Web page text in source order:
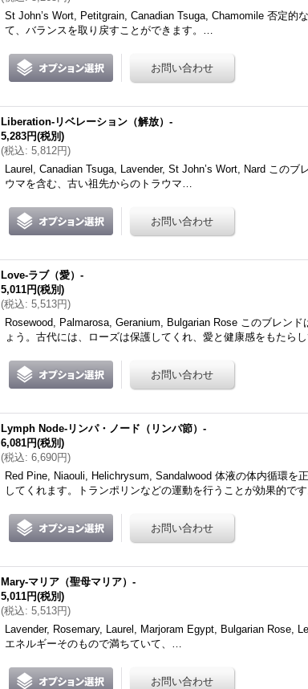
St John’s Wort, Petitgrain, Canadian Tsuga, Chamomile 否定的
て、バランスを取り戻すことができます。…
Liberation-リベレーション（解放）-
5,283円(税別)
(税込: 5,812円)
Laurel, Canadian Tsuga, Lavender, St John’s Wort, Nard このブ
ウマを含む、古い祖先からのトラウマ…
Love-ラブ（愛）-
5,011円(税別)
(税込: 5,513円)
Rosewood, Palmarosa, Geranium, Bulgarian Rose このブレンド
ょう。古代には、ローズは保護してくれ、愛と健康感をもたら
Lymph Node-リンパ・ノード（リンパ節）-
6,081円(税別)
(税込: 6,690円)
Red Pine, Niaouli, Helichrysum, Sandalwood 体液の体内循環を
してくれます。トランポリンなどの運動を行うことが効果的で
Mary-マリア（聖母マリア）-
5,011円(税別)
(税込: 5,513円)
Lavender, Rosemary, Laurel, Marjoram Egypt, Bulgarian Rose,
エネルギーそのもので満ちていて、…